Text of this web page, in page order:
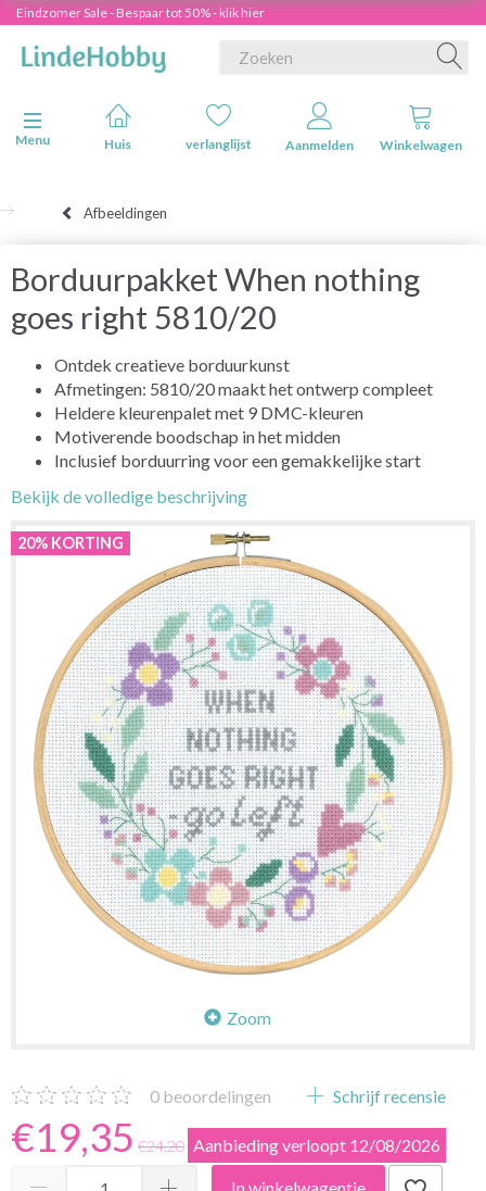
Eindzomer Sale - Bespaar tot 50% - klik hier
Navigatie in-/uitschakelen
Menu
Huis verlanglijst Aanmelden Winkelwagen
Afbeeldingen
Borduurpakket When nothing
goes right 5810/20
Ontdek creatieve borduurkunst
Afmetingen: 5810/20 maakt het ontwerp compleet
Heldere kleurenpalet met 9 DMC-kleuren
Motiverende boodschap in het midden
Inclusief borduurring voor een gemakkelijke start
Bekijk de volledige beschrijving
20% KORTING
Zoom
0 beoordelingen Schrijf recensie
€19,35 €24,20 Aanbieding verloopt 12/08/2026